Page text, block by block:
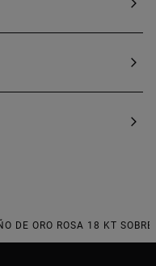
DE ORO ROSA 18 KT